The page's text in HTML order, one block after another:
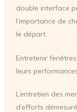
double interface
l’importance de
le départ.
Entretenir
leurs
L’entretien des
d’efforts